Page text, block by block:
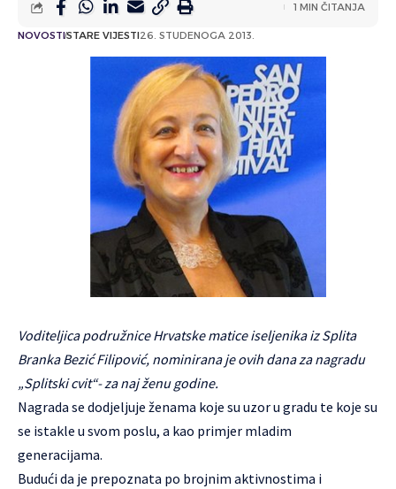
NOVOSTISTARE VIJESTI26. STUDENOGA 2013.
1 MIN ČITANJA
Voditeljica podružnice Hrvatske matice iseljenika iz Splita
Branka Bezić Filipović, nominirana je ovih dana za nagradu
„Splitski cvit“- za naj ženu godine.
Nagrada se dodjeljuje ženama koje su uzor u gradu te koje su
se istakle u svom poslu, a kao primjer mladim
generacijama.
Budući da je prepoznata po brojnim aktivnostima i